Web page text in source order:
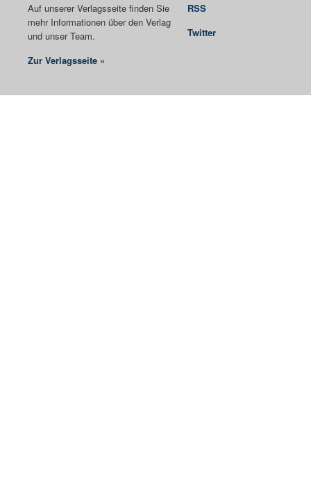
Auf unserer Verlagsseite finden Sie
mehr Informationen über den Verlag
und unser Team.
Zur Verlagsseite »
RSS
Twitter